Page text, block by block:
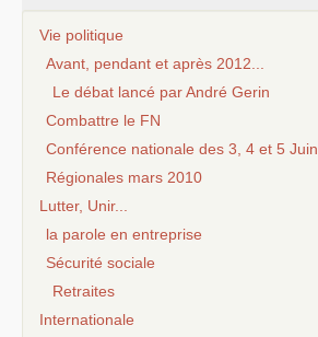
Vie politique
Avant, pendant et après 2012...
Le débat lancé par André Gerin
Combattre le FN
Conférence nationale des 3, 4 et 5 Juin
Régionales mars 2010
Lutter, Unir...
la parole en entreprise
Sécurité sociale
Retraites
Internationale